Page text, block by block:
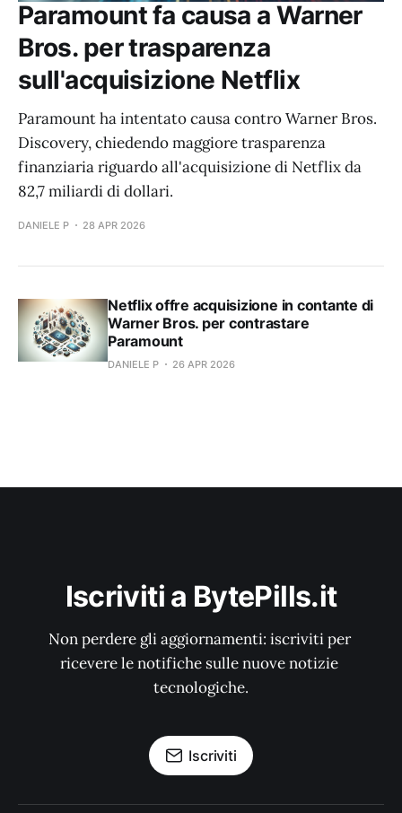
Paramount fa causa a Warner
Bros. per trasparenza
sull'acquisizione Netflix
Paramount ha intentato causa contro Warner Bros.
Discovery, chiedendo maggiore trasparenza
finanziaria riguardo all'acquisizione di Netflix da
82,7 miliardi di dollari.
DANIELE P 28 APR 2026
Netflix offre acquisizione in contante di
Warner Bros. per contrastare
Paramount
DANIELE P 26 APR 2026
Iscriviti a BytePills.it
Non perdere gli aggiornamenti: iscriviti per
ricevere le notifiche sulle nuove notizie
tecnologiche.
Iscriviti